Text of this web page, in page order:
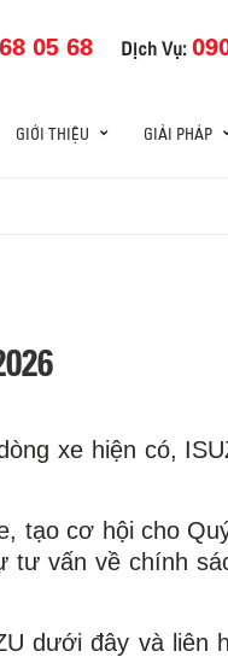
05 68 Dịch Vụ:
GIỚI THIỆU GIẢI PHÁP
xe hiện có,
tạo cơ hội cho
tư vấn về chính
dưới đây và liên